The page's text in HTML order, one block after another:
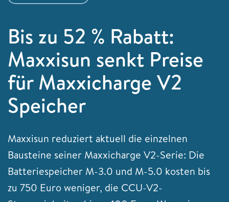
Bis zu 52 % Rabatt:
Maxxisun senkt Preise
für Maxxicharge V2
Speicher
Maxxisun reduziert aktuell die einzelnen
Bausteine seiner Maxxicharge V2-Serie: Die
Batteriespeicher M-3.0 und M-5.0 kosten bis
zu 750 Euro weniger, die CCU-V2-